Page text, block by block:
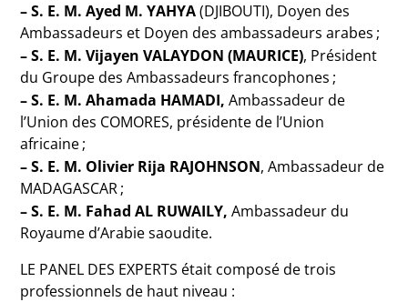
– S. E. M. Ayed M. YAHYA(DJIBOUTI), Doyen des
Ambassadeurs et Doyen des ambassadeurs arabes ;
– S. E. M. Vijayen VALAYDON (MAURICE), Président
du Groupe des Ambassadeurs francophones ;
– S. E. M. Ahamada HAMADI, Ambassadeur de
l’Union des COMORES, présidente de l’Union
africaine;
– S. E. M. Olivier Rija RAJOHNSON, Ambassadeur de
MADAGASCAR;
– S. E. M. Fahad AL RUWAILY, Ambassadeur du
Royaume d’Arabie saoudite.
LE PANEL DES EXPERTS était composé de trois
professionnels de haut niveau :